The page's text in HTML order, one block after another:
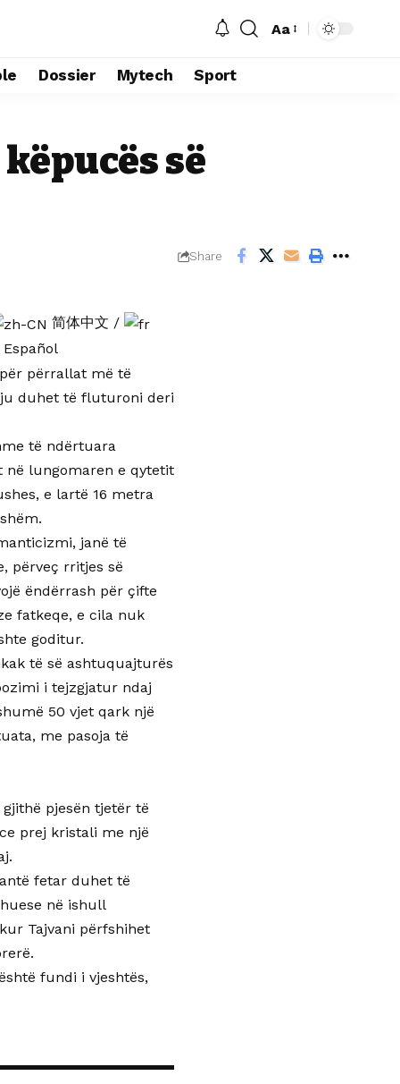
Aa
Dossier Mytech Sport
së
Share
简体中文 /
Español
përrallat më të
duhet të fluturoni deri
të ndërtuara
në lungomaren e qytetit
e lartë 16 metra
janë të
përveç rritjes së
ëndërrash për çifte
fatkeqe, e cila nuk
goditur.
të së ashtuquajturës
i tejzgjatur ndaj
50 vjet qark një
me pasoja të
pjesën tjetër të
prej kristali me një
fetar duhet të
në ishull
Tajvani përfshihet
fundi i vjeshtës,